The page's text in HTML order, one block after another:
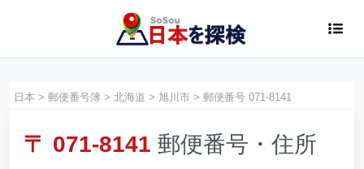
日本 > 郵便番号簿 > 北海道 > 旭川市 > 郵便番号 071-8141
〒 071-8141 郵便番号・住所